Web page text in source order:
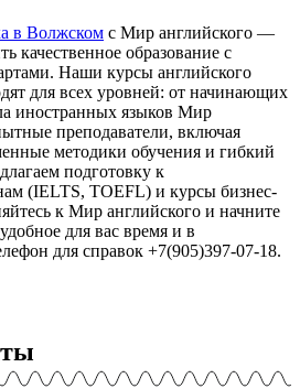
в Волжском с Мир английского —
качественное образование с
Наши курсы английского
для всех уровней: от начинающих
иностранных языков Мир
преподаватели, включая
методики обучения и гибкий
подготовку к
(IELTS, TOEFL) и курсы бизнес-
к Мир английского и начните
для вас время и в
для справок +7(905)397-07-18.